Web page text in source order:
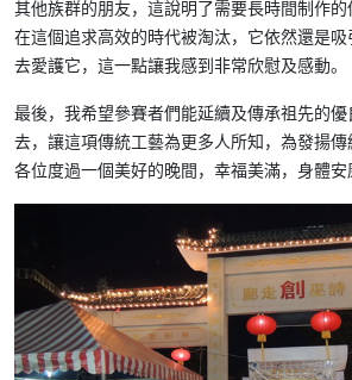
其他族群的朋友，這說明了需要長時間制作
在這個追求高效的時代被淘汰，它依然還是吸
去愛護它，這一點讓我感到非常欣慰及感動。
最後，我希望參賽者們能延續及傳承祖先的
去，讓這項傳統工藝為更多人所知，為發揚
各位度過一個美好的晚間，幸福美滿，身體安